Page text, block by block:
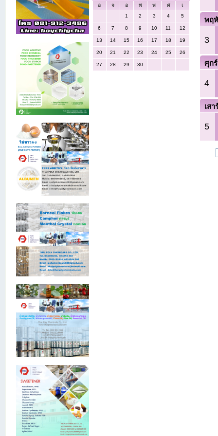
อ จ อ พ พ ศ
เ
1
2 3 4 5
6 7 8 9 10 11 12
13 14 15 16 17 18 19
20 21 22 23 24 25 26
27 28 29 30
พฤ
3
ศุกร์
4
เสา
5